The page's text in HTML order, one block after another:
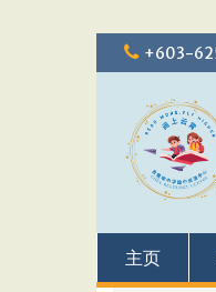
Skip
to
+603-
主页